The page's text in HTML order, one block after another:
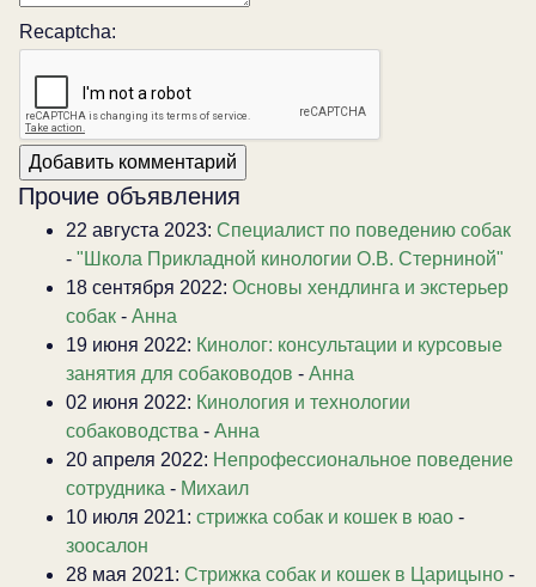
Recaptcha:
Прочие объявления
22 августа 2023: Специалист по поведению собак
- "Школа Прикладной кинологии О.В. Стерниной"
18 сентября 2022: Основы хендлинга и экстерьер
собак - Анна
19 июня 2022: Кинолог: консультации и курсовые
занятия для собаководов - Анна
02 июня 2022: Кинология и технологии
собаководства - Анна
20 апреля 2022: Непрофессиональное поведение
сотрудника - Михаил
10 июля 2021: стрижка собак и кошек в юао -
зоосалон
28 мая 2021: Стрижка собак и кошек в Царицыно -